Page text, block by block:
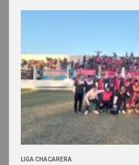
LIGA CHACARERA